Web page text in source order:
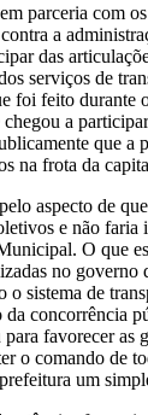
parceria com
a
das
serviços de
foi feito durante
a
que a
na frota da
aspecto de
e não faria
O que
no
o sistema de
da concorrência
favorecer as
o comando de
um